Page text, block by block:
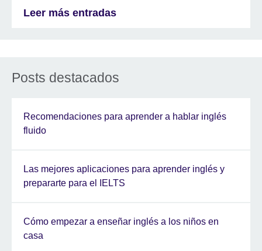
Leer más entradas
Posts destacados
Recomendaciones para aprender a hablar inglés
fluido
Las mejores aplicaciones para aprender inglés y
prepararte para el IELTS
Cómo empezar a enseñar inglés a los niños en
casa